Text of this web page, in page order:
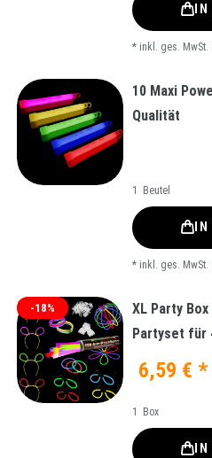
IN
* inkl. ges. MwSt.
10 Maxi
Qualität
1 Beutel
IN
* inkl. ges. MwSt.
-18%
XL Party
Partyset für
6,59 € *
1 Box
IN